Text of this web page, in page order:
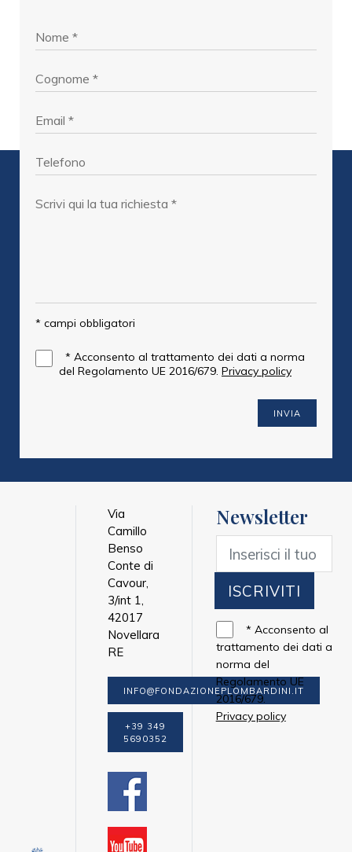
* campi obbligatori
* Acconsento al trattamento dei dati a norma
del Regolamento UE 2016/679. Privacy policy
INVIA
Via
Camillo
Benso
Conte di
Cavour,
3/int 1,
42017
Novellara
RE
INFO@FONDAZIONEPLOMBARDINI.IT
+39 349
5690352
Newsletter
ISCRIVITI
* Acconsento al
trattamento dei dati a
norma del
Regolamento UE
2016/679.
Privacy policy